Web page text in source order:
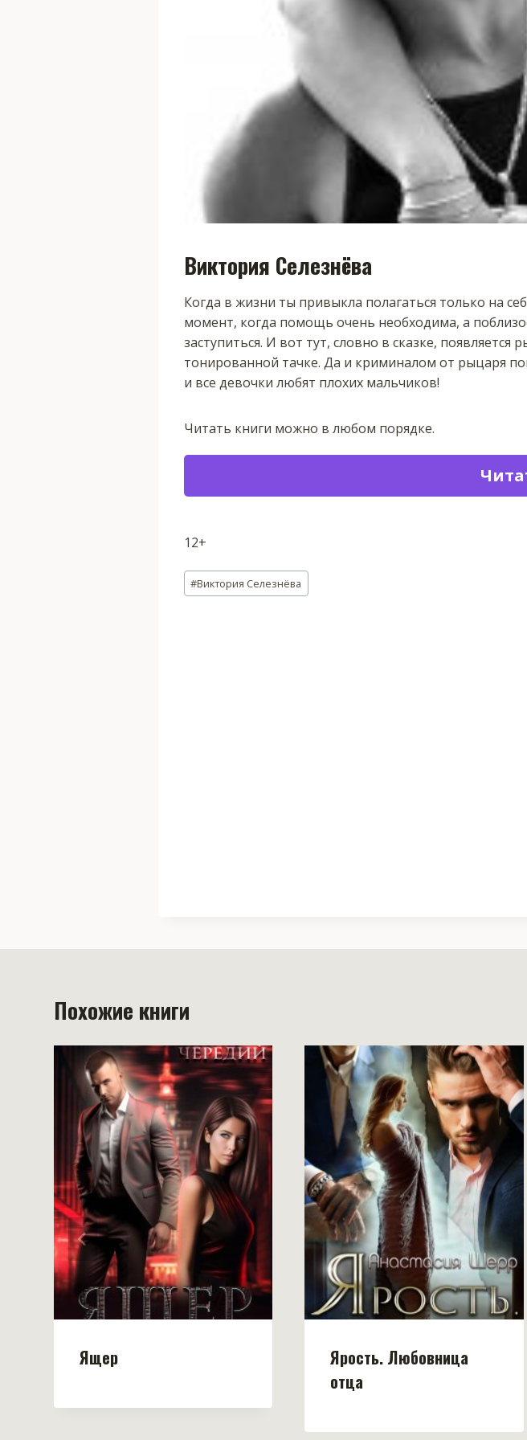
Виктория Селезнёва
Когда в жизни ты привыкла полагаться только на
момент, когда помощь очень необходима, а
заступиться. И вот тут, словно в сказке,
тонированной тачке. Да и криминалом от рыцаря
и все девочки любят плохих мальчиков!
Читать книги можно в любом порядке.
12+
Метки
записи:
#Виктория Селезнёва
Похожие книги
Ящер
Ярость. Любовница
отца